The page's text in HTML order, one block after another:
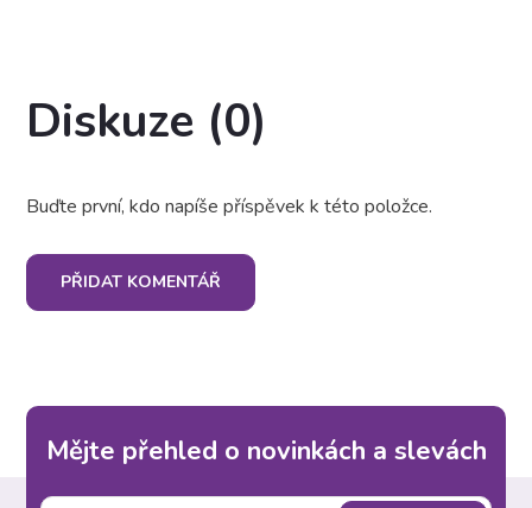
Diskuze (0)
Buďte první, kdo napíše příspěvek k této položce.
PŘIDAT KOMENTÁŘ
Mějte přehled o novinkách a slevách